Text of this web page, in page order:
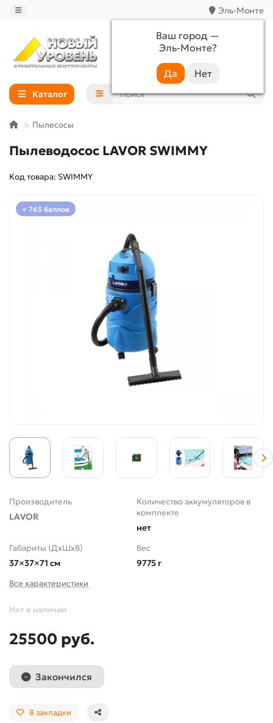
Эль-Монте
Ваш город —
Эль-Монте?
+7 (988) 233-44-52
Каталог
Пылесосы
Пылеводосос LAVOR SWIMMY
Код товара: SWIMMY
+ 765 баллов
Производитель
LAVOR
Количество аккумуляторов в
комплекте
нет
Габариты (ДхШхВ)
37×37×71 см
Вес
9775 г
Все характеристики
Нет в наличии
25500 руб.
Закончился
В закладки